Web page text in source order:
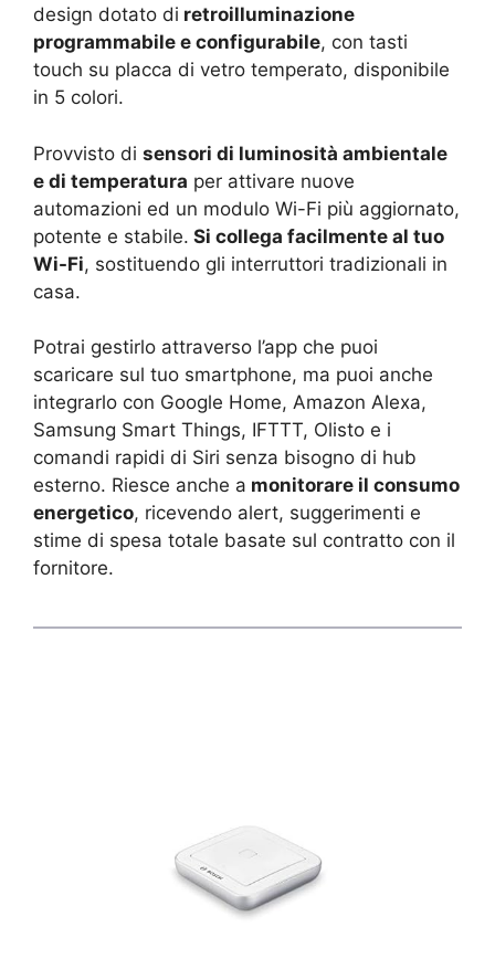
design dotato di retroilluminazione
programmabile e configurabile, con tasti
touch su placca di vetro temperato, disponibile
in 5 colori.
Provvisto di sensori di luminosità ambientale
e di temperatura per attivare nuove
automazioni ed un modulo Wi-Fi più aggiornato,
potente e stabile. Si collega facilmente al tuo
Wi-Fi, sostituendo gli interruttori tradizionali in
casa.
Potrai gestirlo attraverso l’app che puoi
scaricare sul tuo smartphone, ma puoi anche
integrarlo con Google Home, Amazon Alexa,
Samsung Smart Things, IFTTT, Olisto e i
comandi rapidi di Siri senza bisogno di hub
esterno. Riesce anche a monitorare il consumo
energetico, ricevendo alert, suggerimenti e
stime di spesa totale basate sul contratto con il
fornitore.